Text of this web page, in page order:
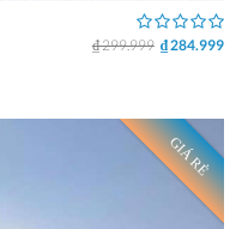
₫ 299.999 ₫ 284.999
GIÁ RẺ